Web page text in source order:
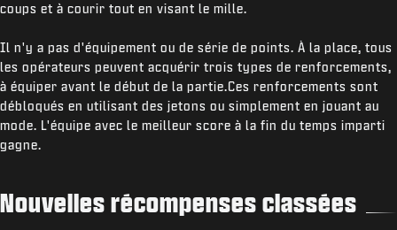
coups et à courir tout en visant le mille.
Il n'y a pas d'équipement ou de série de points. À la place, tous
les opérateurs peuvent acquérir trois types de renforcements,
à équiper avant le début de la partie.Ces renforcements sont
débloqués en utilisant des jetons ou simplement en jouant au
mode. L'équipe avec le meilleur score à la fin du temps imparti
gagne.
Nouvelles récompenses classées